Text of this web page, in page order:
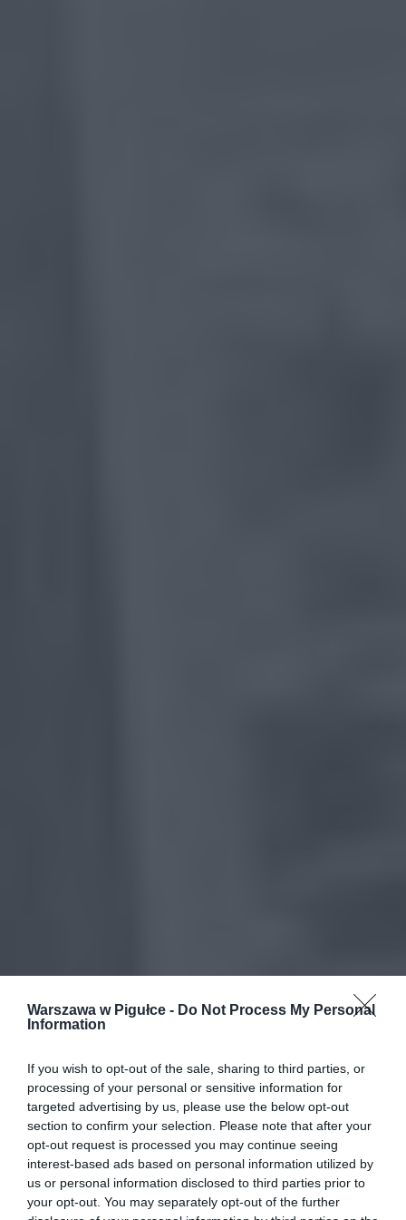
Warszawa w Pigułce - Do Not Process My Personal
Information
If you wish to opt-out of the sale, sharing to third parties, or
processing of your personal or sensitive information for
targeted advertising by us, please use the below opt-out
section to confirm your selection. Please note that after your
opt-out request is processed you may continue seeing
interest-based ads based on personal information utilized by
us or personal information disclosed to third parties prior to
your opt-out. You may separately opt-out of the further